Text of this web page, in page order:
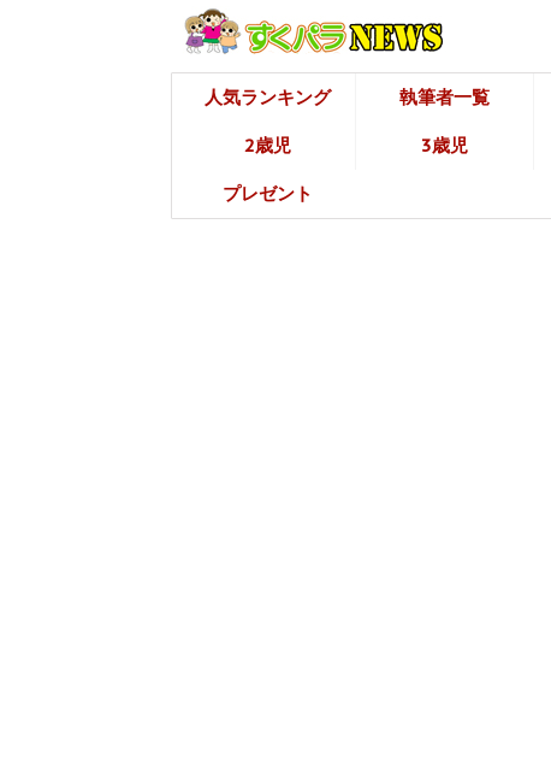
人気ランキング 執筆者一覧
2歳児 3歳児
プレゼント